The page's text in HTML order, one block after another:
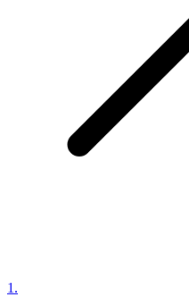
1 .